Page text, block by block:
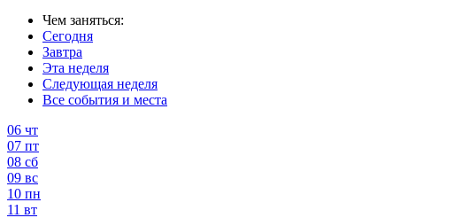
Чем заняться:
Сегодня
Завтра
Эта неделя
Следующая неделя
Все события и места
06 чт
07 пт
08 сб
09 вс
10 пн
11 вт